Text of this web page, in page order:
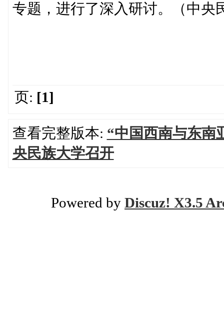
专题，进行了深入研讨。（中央
页: [1]
查看完整版本: “中国西南与东南
央民族大学召开
Powered by Discuz! X3.5